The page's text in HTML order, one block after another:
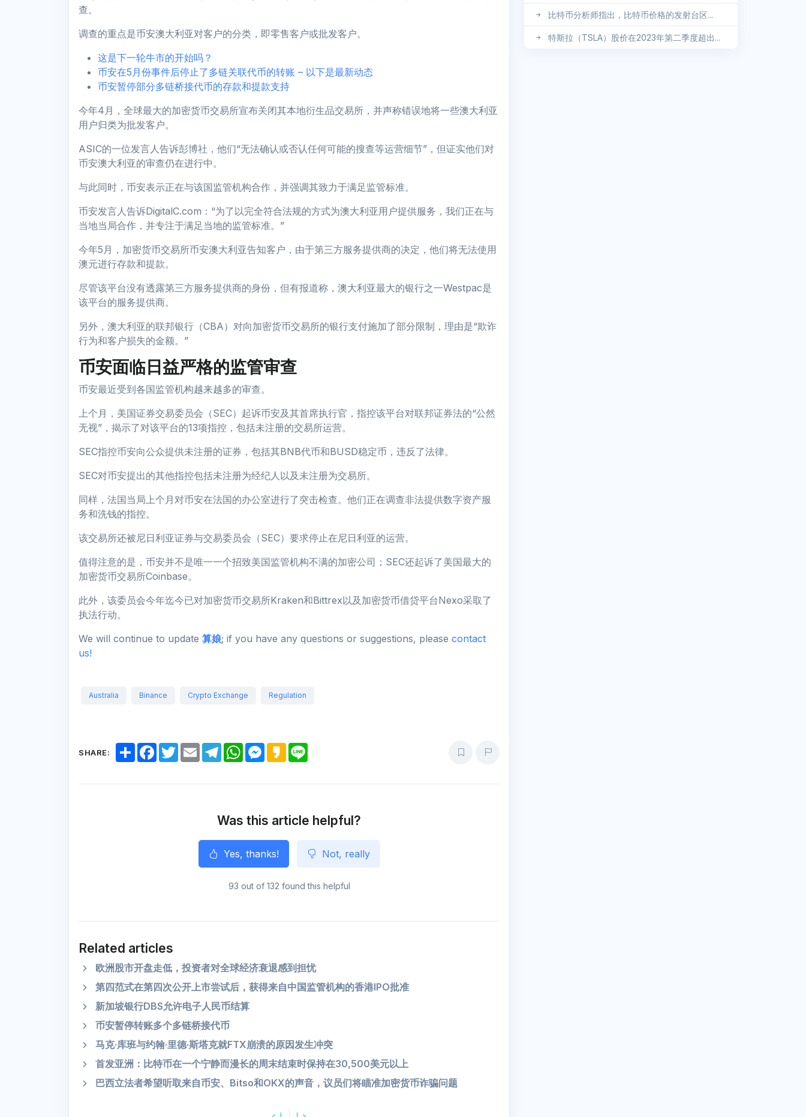
查。
调查的重点是币安澳大利亚对客户的分类，即零售客户或批发客户。
这是下一轮牛市的开始吗？
币安在5月份事件后停止了多链关联代币的转账 – 以下是最新动态
币安暂停部分多链桥接代币的存款和提款支持
今年4月，全球最大的加密货币交易所宣布关闭其本地衍生品交易所，并声称错误地将一些澳大利亚
用户归类为批发客户。
ASIC的一位发言人告诉彭博社，他们“无法确认或否认任何可能的搜查等运营细节”，但证实他们对
币安澳大利亚的审查仍在进行中。
与此同时，币安表示正在与该国监管机构合作，并强调其致力于满足监管标准。
币安发言人告诉DigitalC.com：“为了以完全符合法规的方式为澳大利亚用户提供服务，我们正在与
当地当局合作，并专注于满足当地的监管标准。”
今年5月，加密货币交易所币安澳大利亚告知客户，由于第三方服务提供商的决定，他们将无法使用
澳元进行存款和提款。
尽管该平台没有透露第三方服务提供商的身份，但有报道称，澳大利亚最大的银行之一Westpac是
该平台的服务提供商。
另外，澳大利亚的联邦银行（CBA）对向加密货币交易所的银行支付施加了部分限制，理由是“欺诈
行为和客户损失的金额。”
币安面临日益严格的监管审查
币安最近受到各国监管机构越来越多的审查。
上个月，美国证券交易委员会（SEC）起诉币安及其首席执行官，指控该平台对联邦证券法的“公然
无视”，揭示了对该平台的13项指控，包括未注册的交易所运营。
SEC指控币安向公众提供未注册的证券，包括其BNB代币和BUSD稳定币，违反了法律。
SEC对币安提出的其他指控包括未注册为经纪人以及未注册为交易所。
同样，法国当局上个月对币安在法国的办公室进行了突击检查。他们正在调查非法提供数字资产服
务和洗钱的指控。
该交易所还被尼日利亚证券与交易委员会（SEC）要求停止在尼日利亚的运营。
值得注意的是，币安并不是唯一一个招致美国监管机构不满的加密公司；SEC还起诉了美国最大的
加密货币交易所Coinbase。
此外，该委员会今年迄今已对加密货币交易所Kraken和Bittrex以及加密货币借贷平台Nexo采取了
执法行动。
We will continue to update 算娘; if you have any questions or suggestions, please contact
us!
Australia Binance Crypto Exchange Regulation
SHARE:
S
h
F
a
T
w
E
m
T
e
m
W
h
p
M
e
e
r
K
a
Was this article helpful?
Yes, thanks! Not, really
93 out of 132 found this helpful
Related articles
欧洲股市开盘走低，投资者对全球经济衰退感到担忧
第四范式在第四次公开上市尝试后，获得来自中国监管机构的香港IPO批准
新加坡银行DBS允许电子人民币结算
币安暂停转账多个多链桥接代币
马克·库班与约翰·里德·斯塔克就FTX崩溃的原因发生冲突
首发亚洲：比特币在一个宁静而漫长的周末结束时保持在30,500美元以上
巴西立法者希望听取来自币安、Bitso和OKX的声音，议员们将瞄准加密货币诈骗问题
比特币分析师指出，比特币价格的发射台区...
特斯拉（TSLA）股价在2023年第二季度超出...